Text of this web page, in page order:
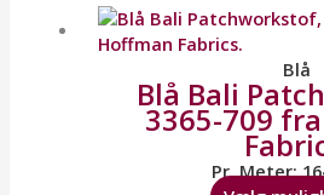
Blå
Blå Bali
3365-709
Pr. Meter: